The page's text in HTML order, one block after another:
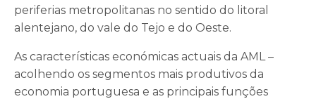
periferias metropolitanas no sentido do litoral
alentejano, do vale do Tejo e do Oeste.
As características económicas actuais da AML –
acolhendo os segmentos mais produtivos da
economia portuguesa e as principais funções